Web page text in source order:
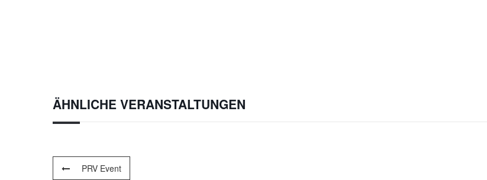
ÄHNLICHE VERANSTALTUNGEN
PRV Event